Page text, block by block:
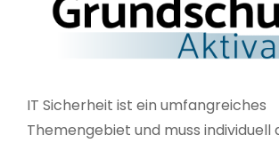
IT Sicherheit ist ein umfangreiches
Themengebiet und muss individuell